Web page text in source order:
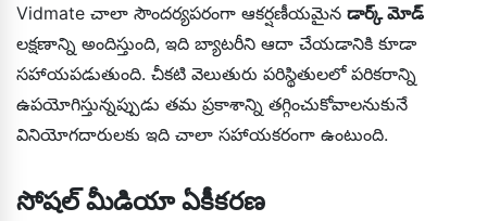
Vidmate చాలా సౌందర్యపరంగా ఆకర్షణీయమైన డార్క్ మోడ్
లక్షణాన్ని అందిస్తుంది, ఇది బ్యాటరీని ఆదా చేయడానికి కూడా
సహాయపడుతుంది. చీకటి వెలుతురు పరిస్థితులలో పరికరాన్ని
ఉపయోగిస్తున్నప్పుడు తమ ప్రకాశాన్ని తగ్గించుకోవాలనుకునే
వినియోగదారులకు ఇది చాలా సహాయకరంగా ఉంటుంది.
సోషల్ మీడియా ఏకీకరణ